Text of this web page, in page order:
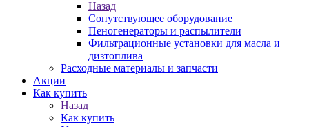
Назад
Сопутствующее оборудование
Пеногенераторы и распылители
Фильтрационные установки для масла и
дизтоплива
Расходные материалы и запчасти
Акции
Как купить
Назад
Как купить